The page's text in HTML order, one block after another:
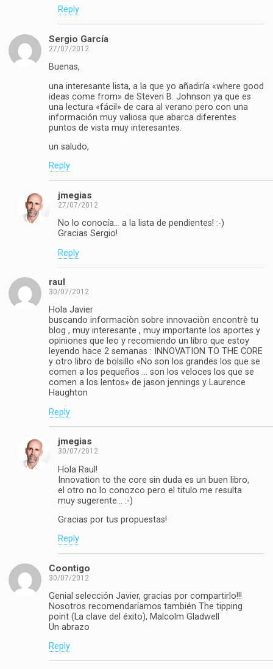
Reply
Sergio García
27/07/2012
Buenas,
una interesante lista, a la que yo añadiría «where good
ideas come from» de Steven B. Johnson ya que es
una lectura «fácil» de cara al verano pero con una
información muy valiosa que abarca diferentes
puntos de vista muy interesantes.
un saludo,
Reply
jmegias
27/07/2012
No lo conocía… a la lista de pendientes! :-)
Gracias Sergio!
Reply
raul
30/07/2012
Hola Javier
buscando informaciòn sobre innovaciòn encontrè tu
blog , muy interesante , muy importante los aportes y
opiniones que leo y recomiendo un libro que estoy
leyendo hace 2 semanas : INNOVATION TO THE CORE
y otro libro de bolsillo «No son los grandes los que se
comen a los pequeños … son los veloces los que se
comen a los lentos» de jason jennings y Laurence
Haughton
Reply
jmegias
30/07/2012
Hola Raul!
Innovation to the core sin duda es un buen libro,
el otro no lo conozco pero el titulo me resulta
muy sugerente… :-)
Gracias por tus propuestas!
Reply
Coontigo
30/07/2012
Genial selección Javier, gracias por compartirlo!!!
Nosotros recomendaríamos también The tipping
point (La clave del éxito), Malcolm Gladwell
Un abrazo
Reply